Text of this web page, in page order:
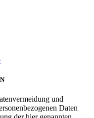
und
Daten